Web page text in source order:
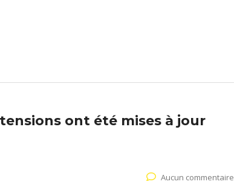
ont été mises à jour
Aucun commentaire